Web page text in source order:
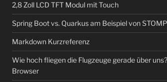
2,8 Zoll LCD TFT Modul mit Touch
Spring Boot vs. Quarkus am Beispiel von STOMP
Markdown Kurzreferenz
Wie hoch fliegen die Flugzeuge gerade über
Browser